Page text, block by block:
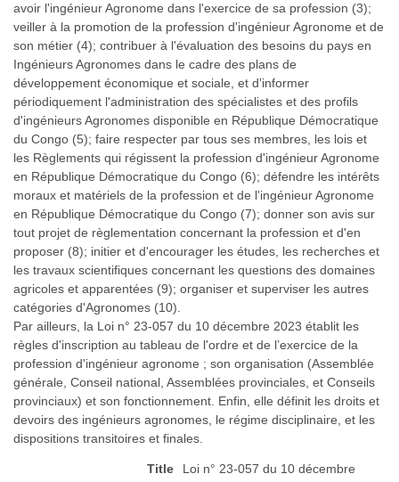
avoir l'ingénieur Agronome dans l'exercice de sa profession (3);
veiller à la promotion de la profession d'ingénieur Agronome et de
son métier (4); contribuer à l'évaluation des besoins du pays en
Ingénieurs Agronomes dans le cadre des plans de
développement économique et sociale, et d'informer
périodiquement l'administration des spécialistes et des profils
d'ingénieurs Agronomes disponible en République Démocratique
du Congo (5); faire respecter par tous ses membres, les lois et
les Règlements qui régissent la profession d'ingénieur Agronome
en République Démocratique du Congo (6); défendre les intérêts
moraux et matériels de la profession et de l'ingénieur Agronome
en République Démocratique du Congo (7); donner son avis sur
tout projet de règlementation concernant la profession et d'en
proposer (8); initier et d'encourager les études, les recherches et
les travaux scientifiques concernant les questions des domaines
agricoles et apparentées (9); organiser et superviser les autres
catégories d'Agronomes (10).
Par ailleurs, la Loi n° 23-057 du 10 décembre 2023 établit les
règles d'inscription au tableau de l'ordre et de l’exercice de la
profession d'ingénieur agronome ; son organisation (Assemblée
générale, Conseil national, Assemblées provinciales, et Conseils
provinciaux) et son fonctionnement. Enfin, elle définit les droits et
devoirs des ingénieurs agronomes, le régime disciplinaire, et les
dispositions transitoires et finales.
Title
Loi n° 23-057 du 10 décembre